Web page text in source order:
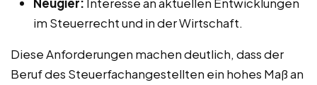
Neugier: Interesse an aktuellen Entwicklungen
im Steuerrecht und in der Wirtschaft.
Diese Anforderungen machen deutlich, dass der
Beruf des Steuerfachangestellten ein hohes Maß an